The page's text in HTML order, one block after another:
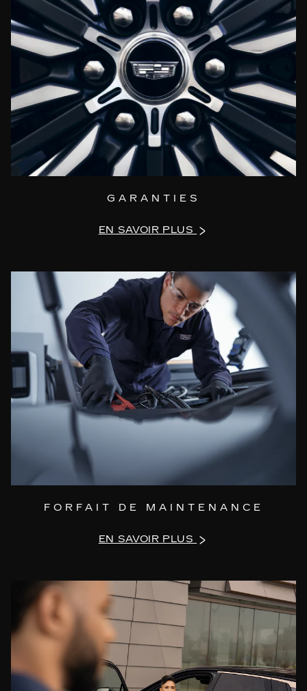
véhicule (ou du conducteur autorisé),
et si le propriétaire (ou le conducteur
autorisé) a besoin d’un hébergement,
le Centre d'Assistance Cadillac
prendrait en charge le coût de
l'hébergement dans un hôtel 3 étoiles
ou similaire. Le propriétaire du
véhicule (ou le conducteur autorisé)
sera indemnisé pour les frais d'hôtel
engagés jusqu'à ce que la réparation
nuits. Seuls les coûts d'hébergement
extras ne sont pas inclus (ce service
location de voiture).
Le remorquage : Si le véhicule assuré
n'est plus utilisable en raison d'une
panne et que l'assistance routière est
inefficace, le Centre d'Assistance
Cadillac prendra des mesures de
remorquage. Le véhicule sera ensuite
remorqué jusqu'au centre de service
Cadillac EV le plus proche.
GARANTIES
EN SAVOIR PLUS
FORFAIT DE MAINTENANCE
EN SAVOIR PLUS